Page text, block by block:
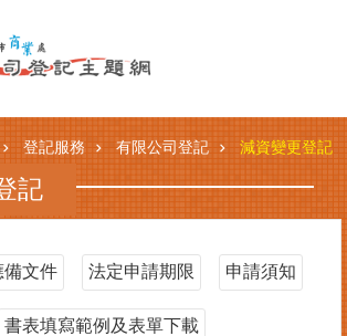
登記服務 有限公司登記 減資變更登記
記
備文件 法定申請期限 申請須知
書表填寫範例及表單下載